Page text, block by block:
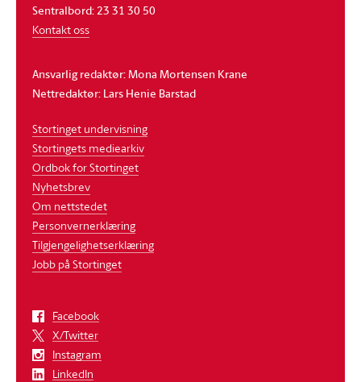
Sentralbord: 23 31 30 50
Kontakt oss
Ansvarlig redaktør: Mona Mortensen Krane
Nettredaktør: Lars Henie Barstad
Stortinget undervisning
Stortingets mediearkiv
Ordbok for Stortinget
Nyhetsbrev
Om nettstedet
Personvernerklæring
Tilgjengelighetserklæring
Jobb på Stortinget
Facebook
X/Twitter
Instagram
LinkedIn